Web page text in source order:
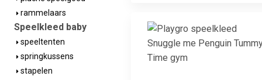
rammelaars
Speelkleed baby
speeltenten
springkussens
stapelen